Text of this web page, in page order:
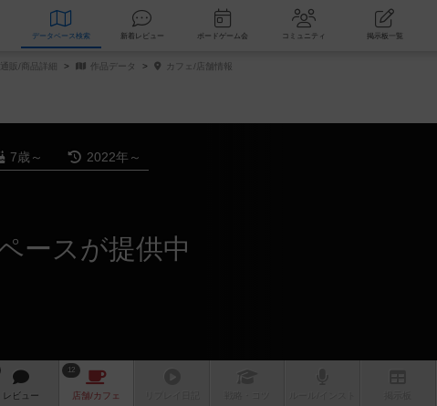
データベース 検索 新着レビュー ボードゲーム会 コミュニティ
販/商品詳細 作品データ カフェ/店舗情報
7歳～ 2022年～
ースが提供中
レビュー
12
店舗/カフェ